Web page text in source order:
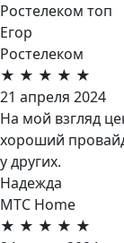
Ростелеком топ
Егор
Ростелеком
★ ★ ★ ★ ★
21 апреля 2024
На мой взгляд
хороший
у других.
Надежда
МТС Home
★ ★ ★ ★ ★